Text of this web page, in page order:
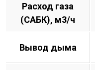
Расход газа
(САБК), м3/ч
Вывод дыма